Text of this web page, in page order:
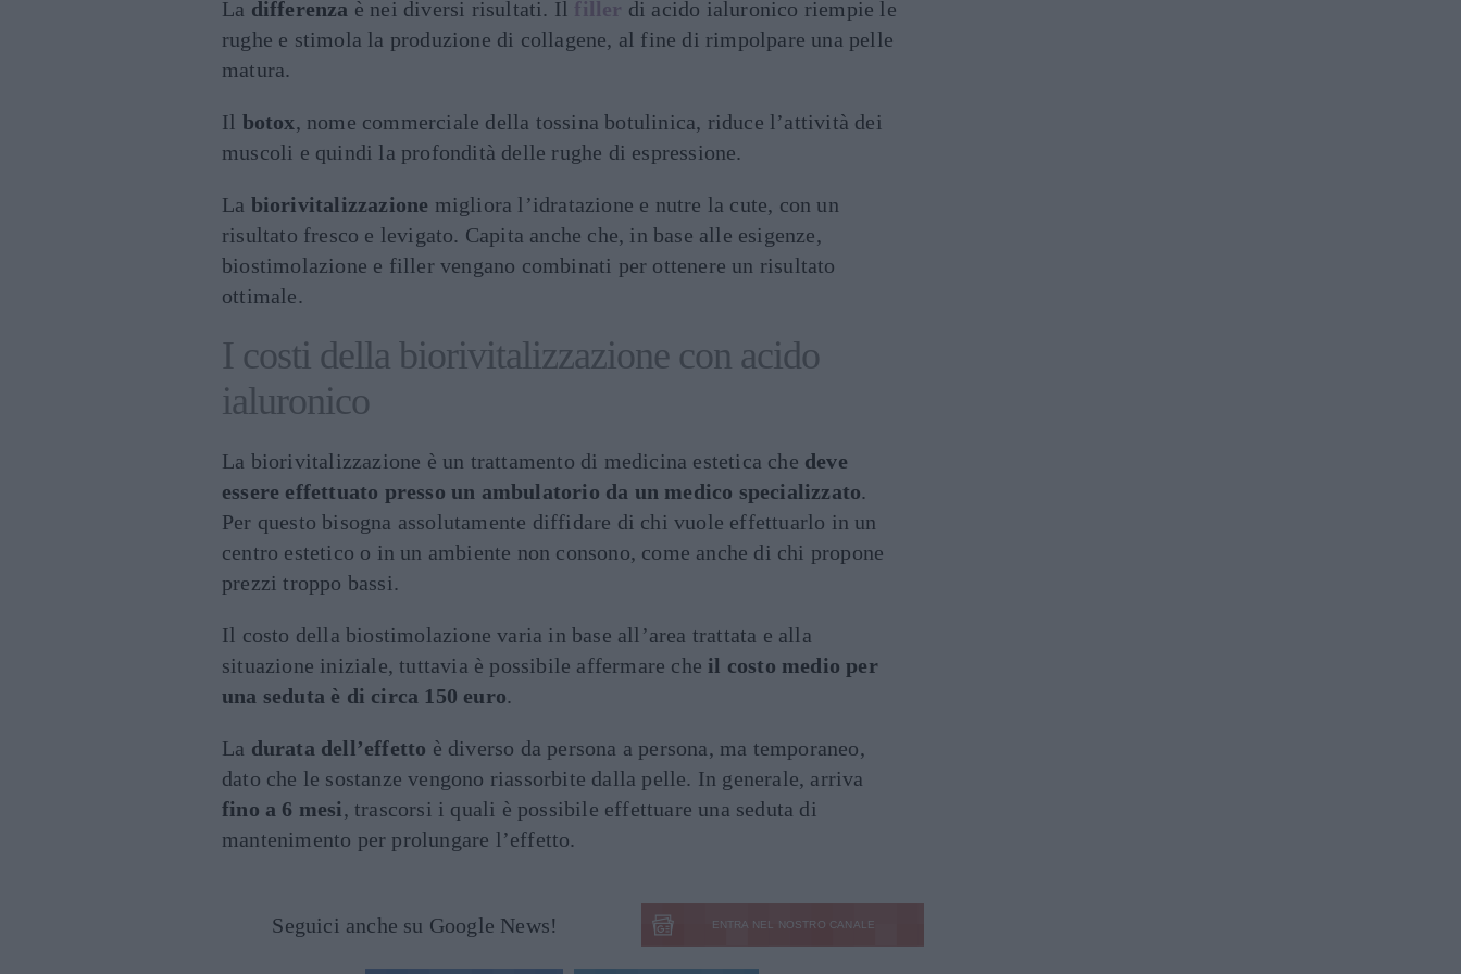
La differenza è nei diversi risultati. Il filler di acido ialuronico riempie le
rughe e stimola la produzione di collagene, al fine di rimpolpare una pelle
matura.
Il botox, nome commerciale della tossina botulinica, riduce l’attività dei
muscoli e quindi la profondità delle rughe di espressione.
La biorivitalizzazione migliora l’idratazione e nutre la cute, con un
risultato fresco e levigato. Capita anche che, in base alle esigenze,
biostimolazione e filler vengano combinati per ottenere un risultato
ottimale.
I costi della biorivitalizzazione con acido
ialuronico
La biorivitalizzazione è un trattamento di medicina estetica che deve
essere effettuato presso un ambulatorio da un medico specializzato.
Per questo bisogna assolutamente diffidare di chi vuole effettuarlo in un
centro estetico o in un ambiente non consono, come anche di chi propone
prezzi troppo bassi.
Il costo della biostimolazione varia in base all’area trattata e alla
situazione iniziale, tuttavia è possibile affermare che il costo medio per
una seduta è di circa 150 euro.
La durata dell’effetto è diverso da persona a persona, ma temporaneo,
dato che le sostanze vengono riassorbite dalla pelle. In generale, arriva
fino a 6 mesi, trascorsi i quali è possibile effettuare una seduta di
mantenimento per prolungare l’effetto.
Seguici anche su Google News! ENTRA NEL NOSTRO CANALE